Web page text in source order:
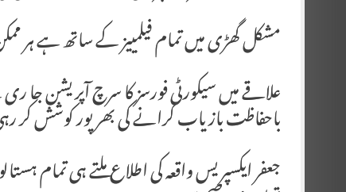
مشکل گھڑی میں تمام فیلمییز کے ساتھ ہے
علاقے میں سیکورٹی فورسز کا سرچ آپریشن
باحفاظت بازیاب کرانے کی بھر پور کوشش
جعفر ایکسپریس واقعہ کی اطلاع ملتے ہی تمام